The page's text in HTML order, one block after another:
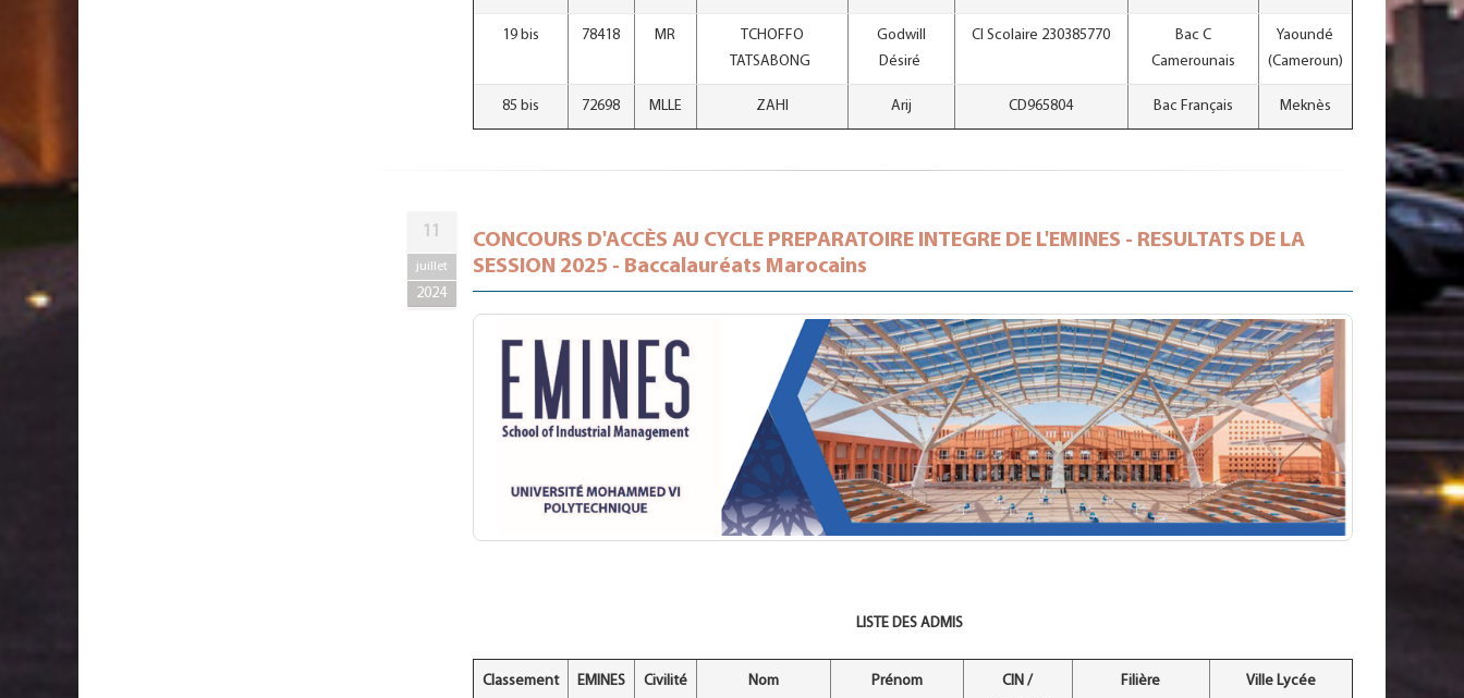
19 bis 78418 MR
TCHOFFO
TATSABONG
Godwill
Désiré
CI Scolaire 230385770
Bac C
Camerounais
Yaoundé
(Cameroun)
85 bis 72698 MLLE ZAHI Arij CD965804 Bac Français Meknès
11
juillet
2024
CONCOURS D'ACCÈS AU CYCLE PREPARATOIRE INTEGRE DE L'EMINES - RESULTATS DE LA
SESSION 2025 - Baccalauréats Marocains
LISTE DES ADMIS
Classement EMINES Civilité Nom Prénom
CIN /
Filière Ville Lycée